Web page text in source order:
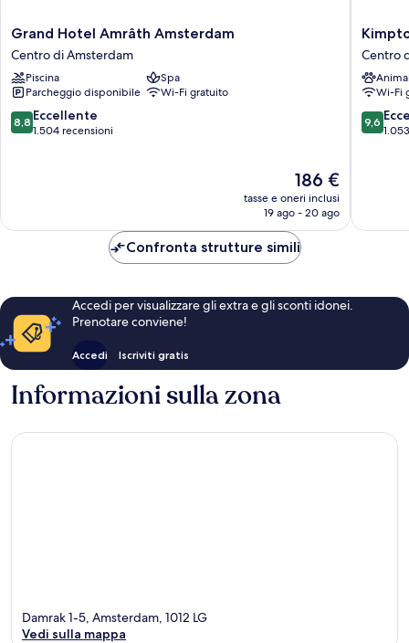
Grand
Hotel
Amrâth
Amsterdam
Centro
di
Amsterdam
Grand Hotel Amrâth Amsterdam
Centro di Amsterdam
Piscina
Spa
Parcheggio disponibile
Wi-Fi gratuito
8.8
su
8,8 Eccellente
1.504 recensioni
Il
prezzo
attuale
186 €
186 €
tasse e oneri inclusi
19 ago - 20 ago
Kimpton
De
Witt
by
IHG
Centro
Centro
Wi-Fi
9.6
su
9,6
Confronta strutture simili
Accedi per visualizzare gli extra e gli sconti idonei.
Prenotare conviene!
Accedi Iscriviti gratis
Informazioni sulla zona
Damrak 1-5, Amsterdam, 1012 LG
Vedi sulla mappa